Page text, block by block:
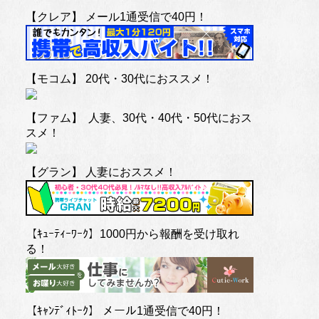
【クレア】 メール1通受信で40円！
【モコム】 20代・30代におススメ！
【ファム】 人妻、30代・40代・50代におス
スメ！
【グラン】 人妻におススメ！
【ｷｭｰﾃｨｰﾜｰｸ】1000円から報酬を受け取れ
る！
【ｷｬﾝﾃﾞｨﾄｰｸ】 メール1通受信で40円！